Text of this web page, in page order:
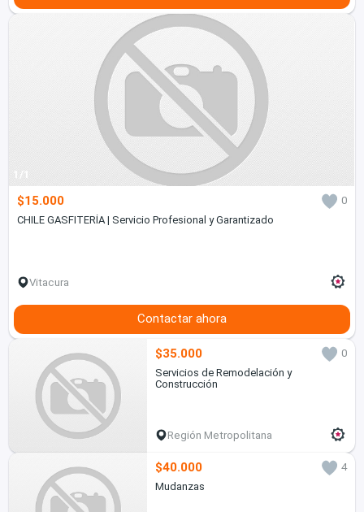
1/1
$15.000
0
CHILE GASFITERÍA | Servicio Profesional y Garantizado
Vitacura
Contactar ahora
$35.000
0
Servicios de Remodelación y
Construcción
Región Metropolitana
$40.000
4
Mudanzas